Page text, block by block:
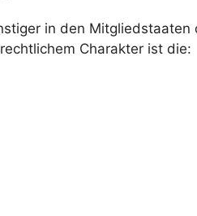
in den Mitgliedstaaten
Charakter ist die: